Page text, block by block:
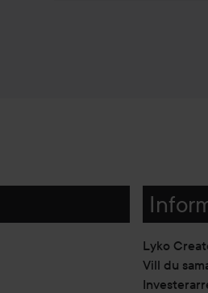
Lyko
Vill du